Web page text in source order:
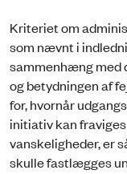
Kriteriet om
som nævnt i
sammenhæng med
og betydningen af
for, hvornår
initiativ kan
vanskeligheder, er
skulle fastlægges